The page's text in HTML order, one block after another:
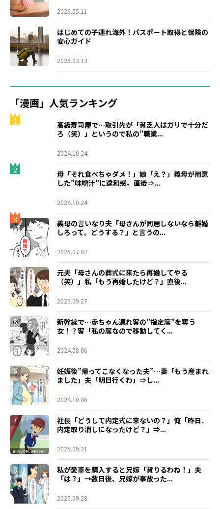
2026.05.11
はじめての子連れ海外！パスポート取得と保険の
安心ガイド
2026.03.13
「漫画」人気ランキング
1
高級寿司屋で…取引先が「貧乏人はガリで十分だ
ろ（笑）」というので私の”職業...
2024.10.24
2
母「それ食べちゃダメ！」娘「え？」義母が用意
した”味噌汁”に違和感。直後⇒...
2024.10.24
3
義母の言いなり夫「母さんが同居しないなら離婚
しろって。どうする？」と言うの...
2025.07.02
4
元夫「母さんの葬式に来たら再婚してやる
（笑）」私「もう再婚したけど？」直後...
2025.09.27
5
新幹線で…赤ちゃん連れ客の”指定席”を奪う
女！？客「私の席なので移動してく...
2024.08.06
6
妊娠後”帰ってこなくなった夫”…妻「もう産まれ
ました」夫「明日行くわ」⇒し...
2024.10.06
7
社長「どうして内定式に来ないの？」俺「昨日、
内定取り消しになったけど？」⇒...
2025.09.21
8
私が愛車を購入すると兄嫁「貸りるわね！」夫
「は？」→数日後、兄嫁が事故った...
2025.09.28